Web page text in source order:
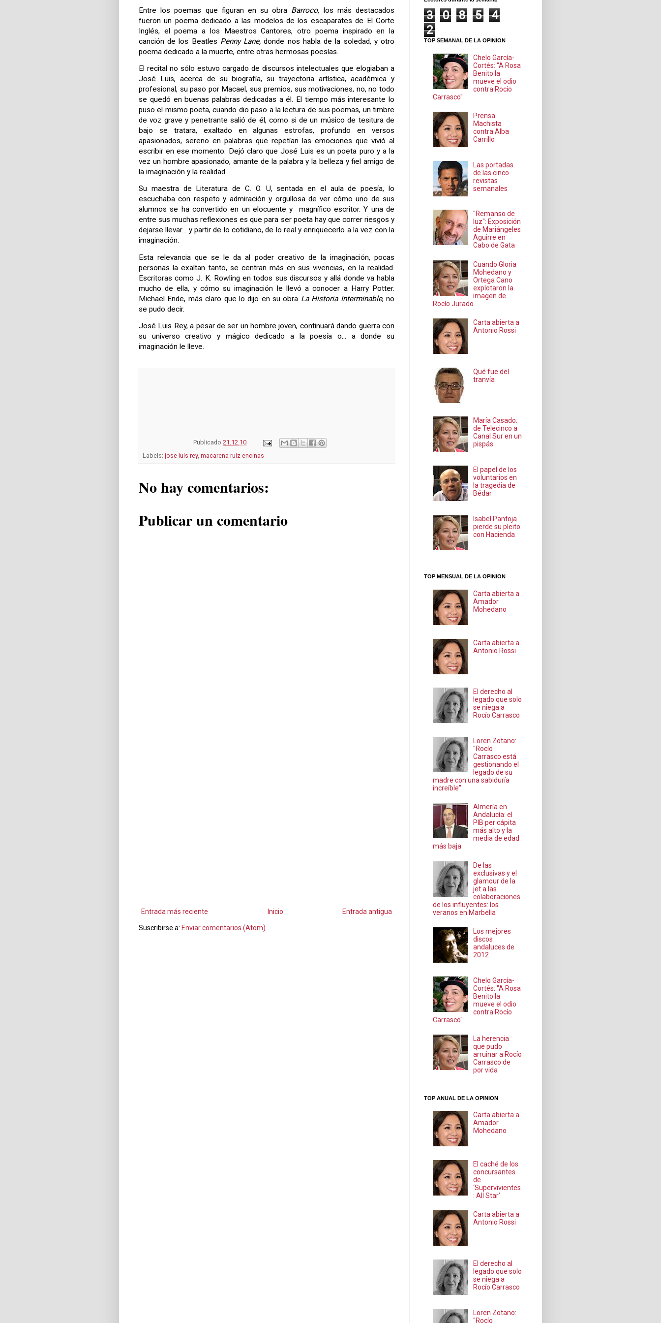
Entre los poemas que figuran en su obra Barroco, los más destacados
fueron un poema dedicado a las modelos de los escaparates de El Corte
Inglés, el poema a los Maestros Cantores, otro poema inspirado en la
canción de los Beatles Penny Lane,donde nos habla de la soledad, y otro
poema dedicado a la muerte, entre otras hermosas poesías.
El recital no sólo estuvo cargado de discursos intelectuales que elogiaban a
José Luis, acerca de su biografía, su trayectoria artística, académica y
profesional, su paso por Macael, sus premios, sus motivaciones, no, no todo
se quedó en buenas palabras dedicadas a él. El tiempo más interesante lo
puso el mismo poeta, cuando dio paso a la lectura de sus poemas, un timbre
de voz grave y penetrante salió de él, como si de un músico de tesitura de
bajo se tratara, exaltado en algunas estrofas, profundo en versos
apasionados, sereno en palabras que repetían las emociones que vivió al
escribir en ese momento. Dejó claro que José Luis es un poeta puro y a la
vez un hombre apasionado, amante de la palabra y la belleza y fiel amigo de
la imaginación y la realidad.
Su maestra de Literatura de C. O. U, sentada en el aula de poesía, lo
escuchaba con respeto y admiración y orgullosa de ver cómo uno de sus
alumnos se ha convertido en un elocuente y
magnífico escritor.Y una de
entre sus muchas reflexiones es que para ser poeta hay que correr riesgos y
dejarse llevar... y partir de lo cotidiano, de lo real y enriquecerlo a la vez con la
imaginación.
Esta relevancia que se le da al poder creativo de la imaginación, pocas
personas la exaltan tanto, se centran más en sus vivencias, en la realidad.
Escritoras como J. K. Rowling en todos sus discursos y allá donde va habla
mucho de ella, y cómo su imaginación le llevó a conocer a Harry Potter.
Michael Ende, más claro que lo dijo en su obra La Historia Interminable, no
se pudo decir.
José Luis Rey, a pesar de ser un hombre joven, continuará dando guerra con
su universo creativo y mágico dedicado a la poesía o... a donde su
imaginación le lleve.
Publicado 21.12.10
Labels: jose luis rey, macarena ruiz encinas
No hay comentarios:
Publicar un comentario
Entrada más reciente Entrada antigua
Inicio
Suscribirse a: Enviar comentarios (Atom)
3 0 8 5
4
2
TOP SEMANAL DE LA OPINION
Chelo García-
Cortés: "A Rosa
Benito la
mueve el odio
contra Rocío
Carrasco"
Prensa
Machista
contra Alba
Carrillo
Las portadas
de las cinco
revistas
semanales
"Remanso de
luz": Exposición
de Mariángeles
Aguirre en
Cabo de Gata
Cuando Gloria
Mohedano y
Ortega Cano
explotaron la
imagen de
Rocío Jurado
Carta abierta a
Antonio Rossi
Qué fue del
tranvía
María Casado:
de Telecinco a
Canal Sur en un
pispás
El papel de los
voluntarios en
la tragedia de
Bédar
Isabel Pantoja
pierde su pleito
con Hacienda
TOP MENSUAL DE LA OPINION
Carta abierta a
Amador
Mohedano
Carta abierta a
Antonio Rossi
El derecho al
legado que solo
se niega a
Rocío Carrasco
Loren Zotano:
"Rocío
Carrasco está
gestionando el
legado de su
madre con una sabiduría
increíble"
Almería en
Andalucía: el
PIB per cápita
más alto y la
media de edad
más baja
De las
exclusivas y el
glamour de la
jet a las
colaboraciones
de los influyentes: los
veranos en Marbella
Los mejores
discos
andaluces de
2012
Chelo García-
Cortés: "A Rosa
Benito la
mueve el odio
contra Rocío
Carrasco"
La herencia
que pudo
arruinar a Rocío
Carrasco de
por vida
TOP ANUAL DE LA OPINION
Carta abierta a
Amador
Mohedano
El caché de los
concursantes
de
‘Supervivientes
: All Star’
Carta abierta a
Antonio Rossi
El derecho al
legado que solo
se niega a
Rocío Carrasco
Loren Zotano:
"Rocío